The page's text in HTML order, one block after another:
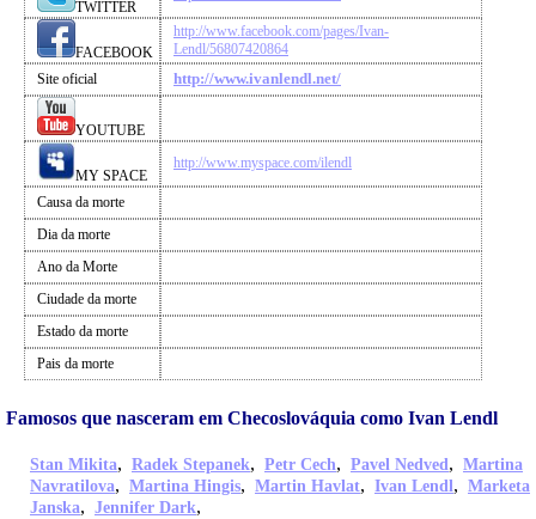
TWITTER
FACEBOOK
http://www.facebook.com/pages/Ivan-
Lendl/56807420864
Site oficial
http://www.ivanlendl.net/
YOUTUBE
MY SPACE
http://www.myspace.com/ilendl
Causa da morte
Dia da morte
Ano da Morte
Ciudade da morte
Estado da morte
Pais da morte
Famosos que nasceram em Checoslováquia como Ivan Lendl
Stan Mikita, Radek Stepanek, Petr Cech, Pavel Nedved, Martina
Navratilova, Martina Hingis, Martin Havlat, Ivan Lendl, Marketa
Janska, Jennifer Dark,